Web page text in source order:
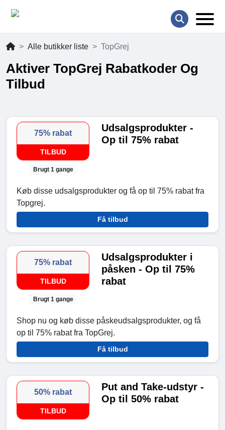
Alle butikker liste TopGrej
Aktiver TopGrej Rabatkoder Og
Tilbud
75% rabat
TILBUD
Brugt 1 gange
Udsalgsprodukter -
Op til 75% rabat
Køb disse udsalgsprodukter og få op til 75% rabat fra
Topgrej.
Få tilbud
75% rabat
TILBUD
Brugt 1 gange
Udsalgsprodukter i
påsken - Op til 75%
rabat
Shop nu og køb disse påskeudsalgsprodukter, og få
op til 75% rabat fra TopGrej.
Få tilbud
50% rabat
TILBUD
Put and Take-udstyr -
Op til 50% rabat